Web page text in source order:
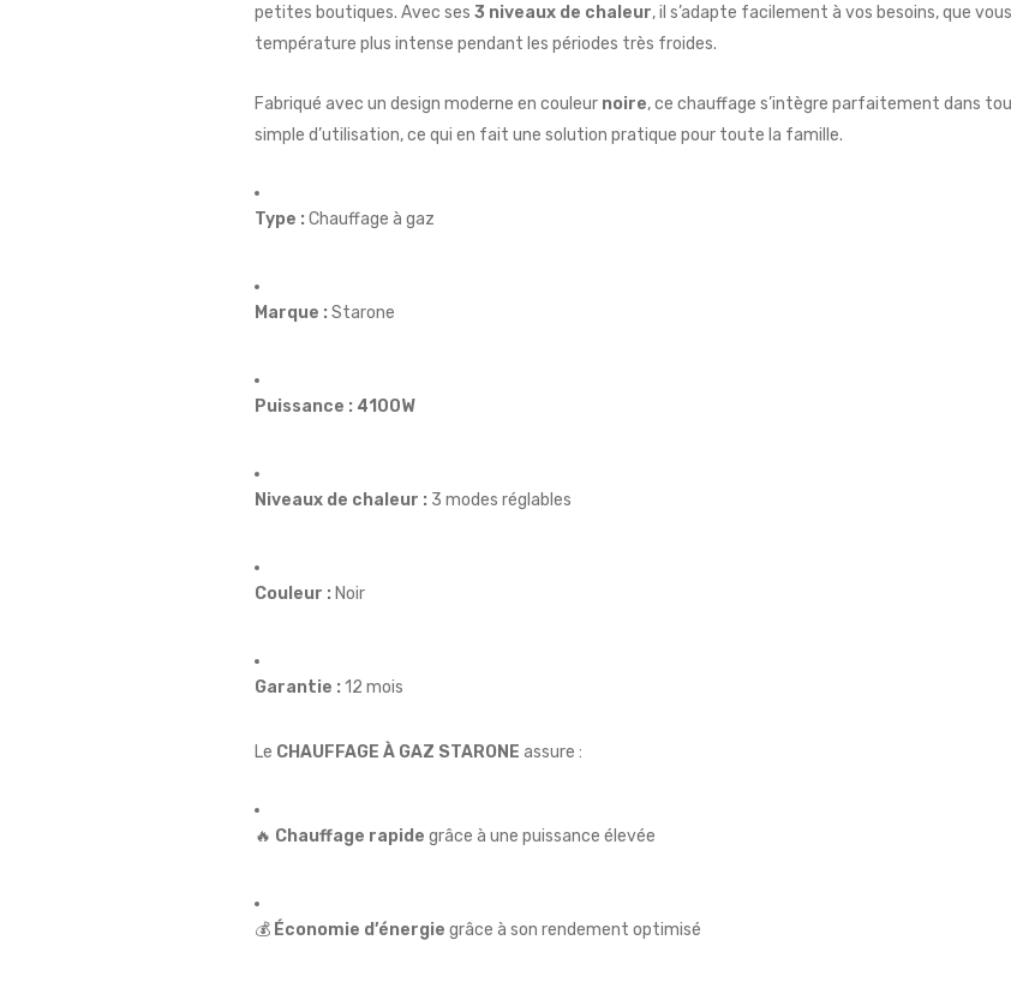
petites boutiques. Avec ses 3 niveaux de chaleur, il s’adapte facilement à vos besoins, que
température plus intense pendant les périodes très froides.
Fabriqué avec un design moderne en couleur noire, ce chauffage s’intègre parfaitement dans
simple d’utilisation, ce qui en fait une solution pratique pour toute la famille.
Type : Chauffage à gaz
Marque : Starone
Puissance : 4100W
Niveaux de chaleur : 3 modes réglables
Couleur : Noir
Garantie : 12 mois
Le CHAUFFAGE À GAZ STARONE assure :
🔥 Chauffage rapide grâce à une puissance élevée
💰 Économie d’énergie grâce à son rendement optimisé